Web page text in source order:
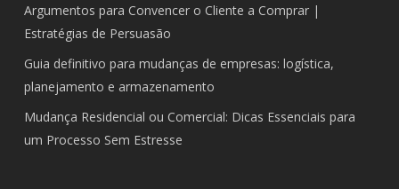
Argumentos para Convencer o Cliente a Comprar |
Estratégias de Persuasão
Guia definitivo para mudanças de empresas: logística,
planejamento e armazenamento
Mudança Residencial ou Comercial: Dicas Essenciais para
um Processo Sem Estresse